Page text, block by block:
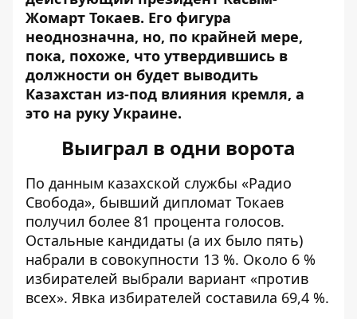
Жомарт Токаев. Его фигура
неоднозначна, но, по крайней мере,
пока, похоже, что утвердившись в
должности он будет выводить
Казахстан из-под влияния кремля, а
это на руку Украине.
Выиграл в одни ворота
По данным казахской службы «Радио
Свобода», бывший дипломат Токаев
получил более 81 процента голосов.
Остальные кандидаты (а их было пять)
набрали в совокупности 13 %. Около 6 %
избирателей выбрали вариант «против
всех». Явка избирателей составила 69,4 %.